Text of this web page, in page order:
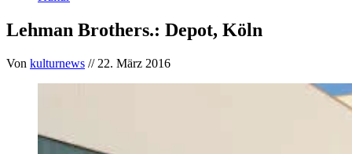
Lehman Brothers.: Depot, Köln
Von kulturnews // 22. März 2016